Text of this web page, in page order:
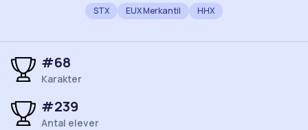
STX EUX Merkantil HHX
#68
Karakter
#239
Antal elever